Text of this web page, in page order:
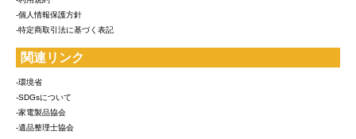
-個人情報保護方針
-特定商取引法に基づく表記
関連リンク
-環境省
-SDGsについて
-家電製品協会
-遺品整理士協会